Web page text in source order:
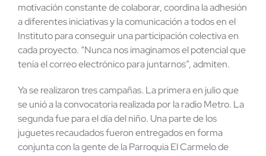
motivación constante de colaborar, coordina la adhesión
a diferentes iniciativas y la comunicación a todos en el
Instituto para conseguir una participación colectiva en
cada proyecto. “Nunca nos imaginamos el potencial que
tenía el correo electrónico para juntarnos”, admiten.
Ya se realizaron tres campañas. La primera en julio que
se unió a la convocatoria realizada por la radio Metro. La
segunda fue para el día del niño. Una parte de los
juguetes recaudados fueron entregados en forma
conjunta con la gente de la Parroquia El Carmelo de